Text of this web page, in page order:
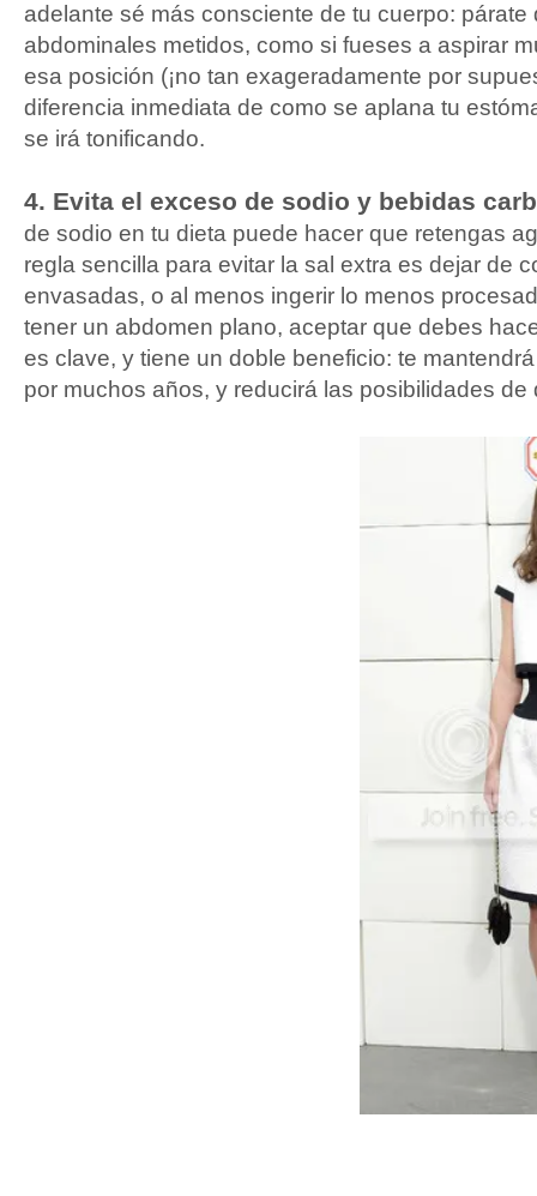
adelante sé más consciente de tu cuerpo:
abdominales metidos, como si fueses a aspirar
esa posición (¡no tan exageradamente por
diferencia inmediata de como se aplana tu
se irá tonificando.
4. Evita el exceso de sodio y bebidas
de sodio en tu dieta puede hacer que retengas
regla sencilla para evitar la sal extra es dejar de
envasadas, o al menos ingerir lo menos
tener un abdomen plano, aceptar que debes
es clave, y tiene un doble beneficio: te
por muchos años, y reducirá las posibilidades de